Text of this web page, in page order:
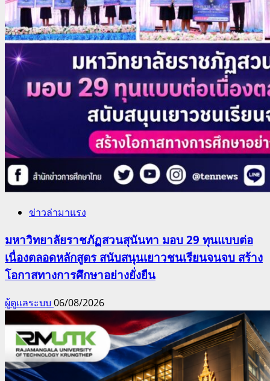
ข่าวล่ามาแรง
มหาวิทยาลัยราชภัฏสวนสุนันทา มอบ 29 ทุนแบบต่อ
เนื่องตลอดหลักสูตร สนับสนุนเยาวชนเรียนจนจบ สร้าง
โอกาสทางการศึกษาอย่างยั่งยืน
ผู้ดูแลระบบ 06/08/2026